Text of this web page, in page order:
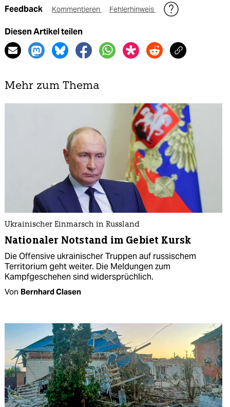
Feedback Kommentieren Fehlerhinweis
Diesen Artikel teilen
Mehr zum Thema
Ukrainischer Einmarsch in Russland
Nationaler Notstand im Gebiet Kursk
Die Offensive ukrainischer Truppen auf russischem
Territorium geht weiter. Die Meldungen zum
Kampfgeschehen sind widersprüchlich.
Von Bernhard Clasen